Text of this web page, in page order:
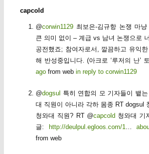
capcold
@corwin1129 최보은-김규항 논쟁 마
큰 의미 없이 – 계급 vs 남녀 논쟁으로
공전했죠; 참여자로서, 깔끔하고 유익
해 반성중입니다. (아크로 ‘루저의 난’
ago from web in reply to corwin1129
@dogsul 특히 연합의 모 기자들이 뱉
대 직원이 아니라 각하 몸종 RT dogsul
청와대 직원? RT @capcold 청와대 기
글:
http://deulpul.egloos.com/1…
from web